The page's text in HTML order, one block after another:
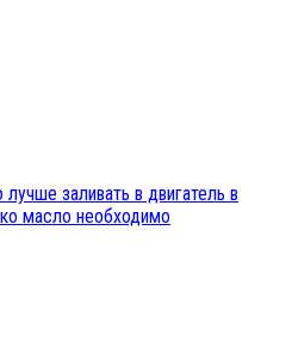
заливать в двигатель в
масло необходимо